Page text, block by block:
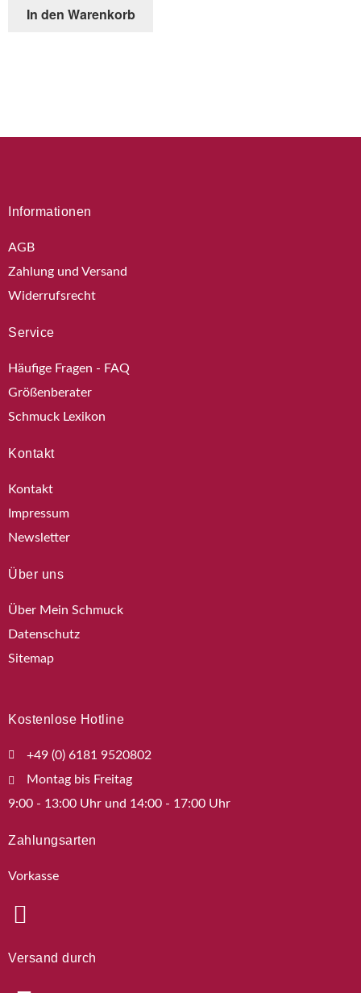
In den Warenkorb
Informationen
AGB
Zahlung und Versand
Widerrufsrecht
Service
Häufige Fragen - FAQ
Größenberater
Schmuck Lexikon
Kontakt
Kontakt
Impressum
Newsletter
Über uns
Über Mein Schmuck
Datenschutz
Sitemap
Kostenlose Hotline
+49 (0) 6181 9520802
Montag bis Freitag
9:00 - 13:00 Uhr und 14:00 - 17:00 Uhr
Zahlungsarten
Vorkasse
Versand durch